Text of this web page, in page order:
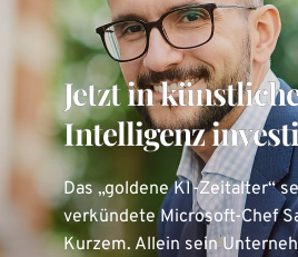
Jetzt in
Intelligenz
Das „goldene KI-Zeitalter“
verkündete Microsoft-Chef
Kurzem. Allein sein